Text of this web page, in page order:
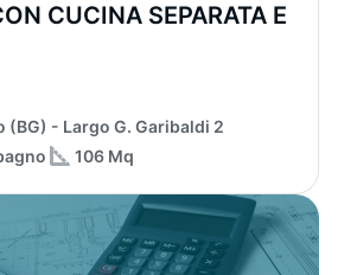
CUCINA SEPARATA E
(BG) - Largo G. Garibaldi 2
106 Mq